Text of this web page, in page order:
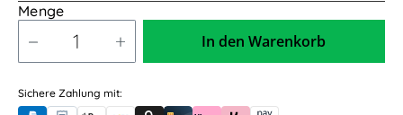
Menge
In den Warenkorb
Sichere Zahlung mit: